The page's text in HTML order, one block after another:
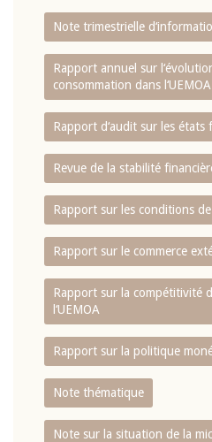
Note trimestrielle
Rapport annuel sur
consommation dans
Rapport d‘audit sur les états
Revue de la stabilité
Rapport sur les conditions de
Rapport sur le commerce
Rapport sur la compétitivité
l‘UEMOA
Rapport sur la politique
Note thématique
Note sur la situation de la